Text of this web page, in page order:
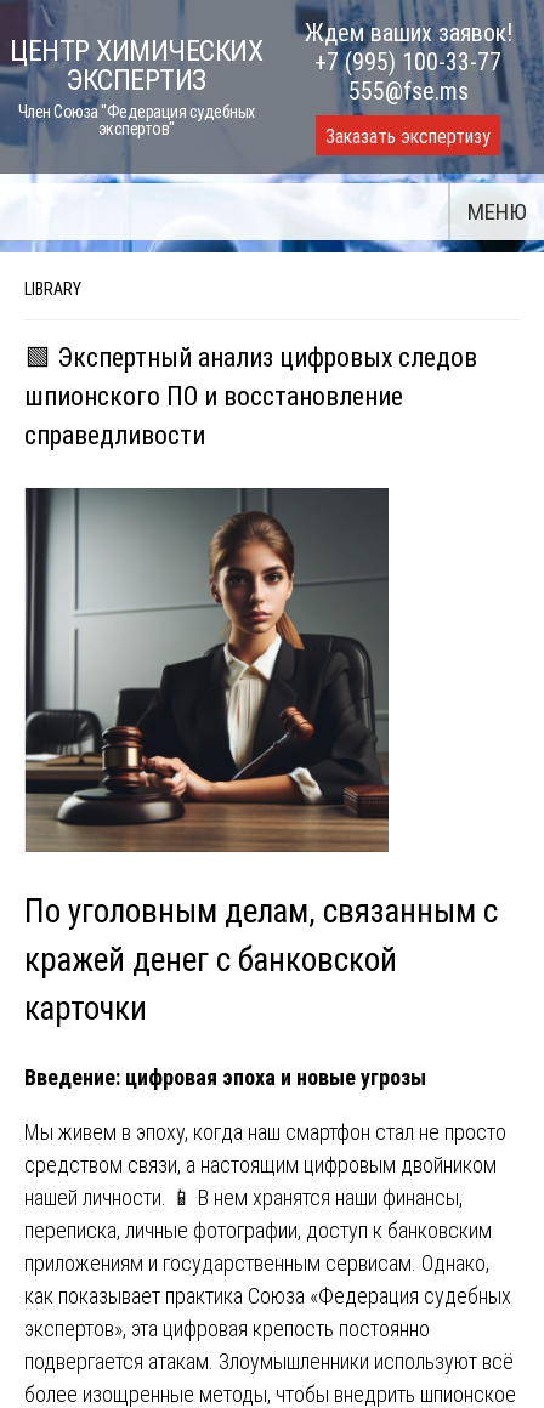
Skip
to
content
ЦЕНТР ХИМИЧЕСКИХ
ЭКСПЕРТИЗ
Член Союза "Федерация судебных
экспертов"
Ждем ваших заявок!
+7 (995) 100-33-77
555@fse.ms
Заказать экспертизу
МЕНЮ
LIBRARY
🟩 Экспертный анализ цифровых следов
шпионского ПО и восстановление
справедливости
По уголовным делам, связанным с
кражей денег с банковской
карточки
Введение: цифровая эпоха и новые угрозы
Мы живем в эпоху, когда наш смартфон стал не просто
средством связи, а настоящим цифровым двойником
нашей личности. 📱 В нем хранятся наши финансы,
переписка, личные фотографии, доступ к банковским
приложениям и государственным сервисам. Однако,
как показывает практика Союза «Федерация судебных
экспертов», эта цифровая крепость постоянно
подвергается атакам. Злоумышленники используют всё
более изощренные методы, чтобы внедрить шпионское